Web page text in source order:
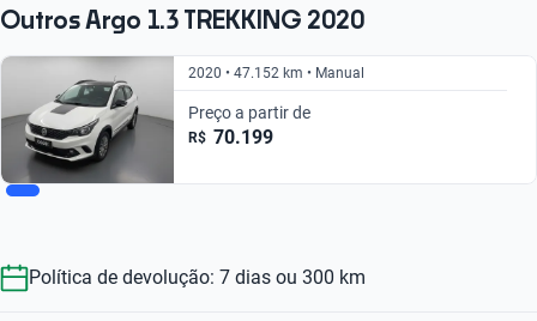
R$ 75.799 R$ 67.699
Outros Argo 1.3 TREKKING 2020
2020 • 47.152 km • Manual
Preço a partir de
R$ 70.199
Política de devolução: 7 dias ou 300 km